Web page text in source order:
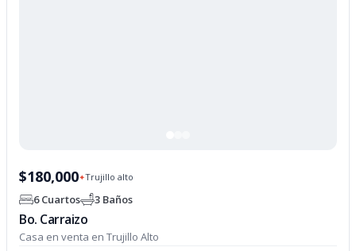
$180,000✦Trujillo alto
6 Cuartos 3 Baños
Bo. Carraizo
Casa en venta en Trujillo Alto